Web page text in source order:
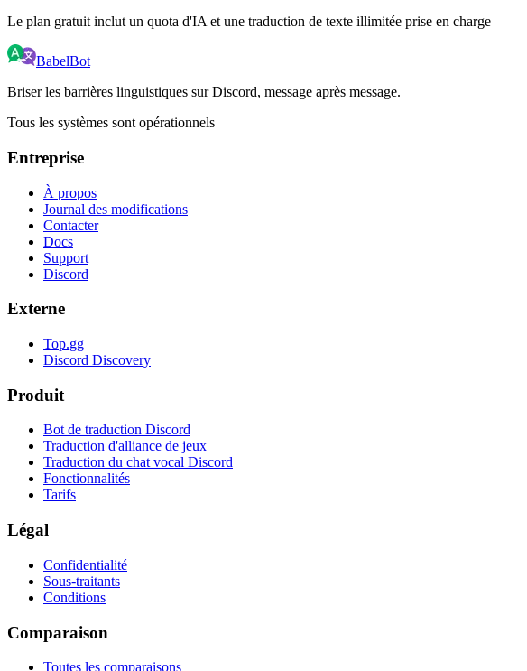
Le plan gratuit inclut un quota d'IA et une traduction de texte illimitée prise en charge
BabelBot
Briser les barrières linguistiques sur Discord, message après message.
Tous les systèmes sont opérationnels
Entreprise
À propos
Journal des modifications
Contacter
Docs
Support
Discord
Externe
Top.gg
Discord Discovery
Produit
Bot de traduction Discord
Traduction d'alliance de jeux
Traduction du chat vocal Discord
Fonctionnalités
Tarifs
Légal
Confidentialité
Sous-traitants
Conditions
Comparaison
Toutes les comparaisons